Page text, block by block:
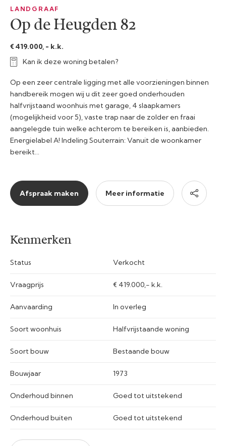
LANDGRAAF
Op de Heugden 82
€ 419.000, - k.k.
Kan ik deze woning betalen?
Op een zeer centrale ligging met alle voorzieningen binnen
handbereik mogen wij u dit zeer goed onderhouden
halfvrijstaand woonhuis met garage, 4 slaapkamers
(mogelijkheid voor 5), vaste trap naar de zolder en fraai
aangelegde tuin welke achterom te bereiken is, aanbieden.
Energielabel A! Indeling Souterrain: Vanuit de woonkamer
bereikt…
Afspraak maken Meer informatie
Kenmerken
Status Verkocht
Vraagprijs € 419.000,- k.k.
Aanvaarding In overleg
Soort woonhuis Halfvrijstaande woning
Soort bouw Bestaande bouw
Bouwjaar 1973
Onderhoud binnen Goed tot uitstekend
Onderhoud buiten Goed tot uitstekend